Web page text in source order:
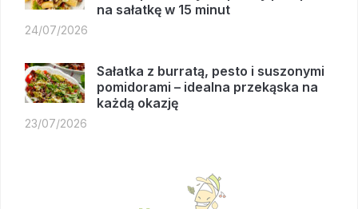
na sałatkę w 15 minut
24/07/2026
Sałatka z burratą, pesto i suszonymi
pomidorami – idealna przekąska na
każdą okazję
23/07/2026